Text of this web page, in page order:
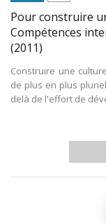
Pour construire
Compétences
(2011)
Construire une
de plus en plus
delà de l'effort de